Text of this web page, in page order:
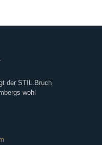
der STIL.Bruch
wohl